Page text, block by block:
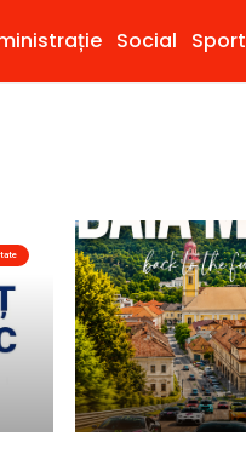
Social Sport